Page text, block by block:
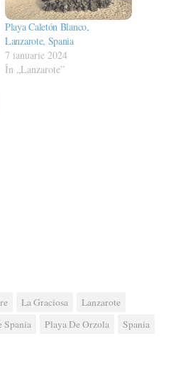
Playa Caletón Blanco,
Lanzarote, Spania
7 ianuarie 2024
În „Lanzarote”
La Graciosa
Lanzarote
Spania Playa De Orzola
Spania